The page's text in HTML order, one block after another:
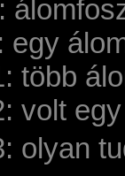
egy
több
volt
olyan